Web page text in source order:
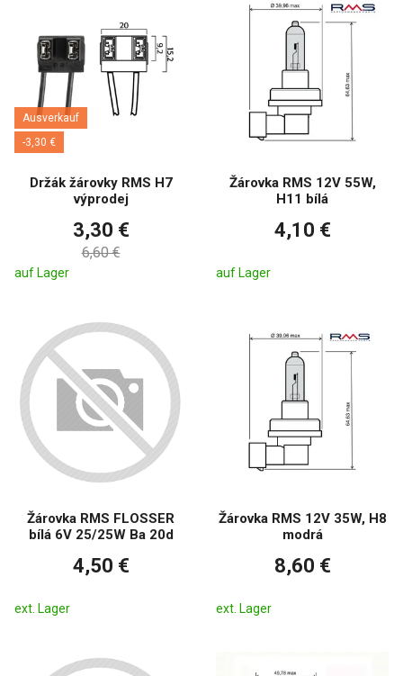
Ausverkauf
-3,30 €
Držák žárovky RMS H7
výprodej
3,30 €
6,60 €
auf Lager
Žárovka RMS 12V 55W,
H11 bílá
4,10 €
auf Lager
Žárovka RMS FLOSSER
bílá 6V 25/25W Ba 20d
4,50 €
ext. Lager
Žárovka RMS 12V 35W, H8
modrá
8,60 €
ext. Lager